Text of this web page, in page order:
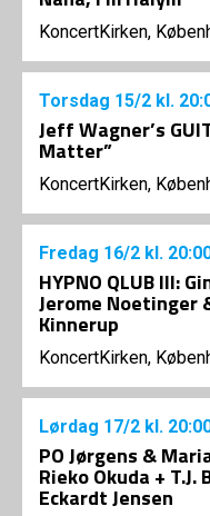
KoncertKirken,
Torsdag 15/2 kl.
Jeff Wagner’s
Matter”
KoncertKirken,
Fredag 16/2 kl.
HYPNO QLUB III:
Jerome Noetinger
Kinnerup
KoncertKirken,
Lørdag 17/2 kl.
PO Jørgens &
Rieko Okuda +
Eckardt Jensen